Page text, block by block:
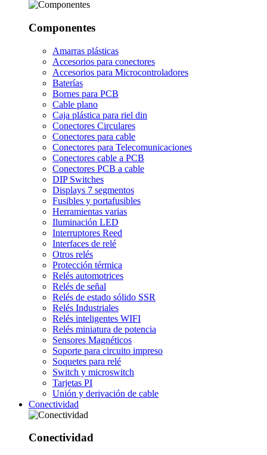
Componentes
Amarras plásticas
Accesorios para conectores
Accesorios para Microcontroladores
Baterías
Bornes para PCB
Cable plano
Caja plástica para riel din
Conectores Circulares
Conectores para cable
Conectores para Telecomunicaciones
Conectores cable a PCB
Conectores PCB a cable
DIP Switches
Displays 7 segmentos
Fusibles y portafusibles
Herramientas varias
Iluminación LED
Interruptores Reed
Interfaces de relé
Otros relés
Protección térmica
Relés automotrices
Relés de señal
Relés de estado sólido SSR
Relés Industriales
Relés inteligentes WIFI
Relés miniatura de potencia
Sensores Magnéticos
Soporte para circuito impreso
Soquetes para relé
Switch y microswitch
Tarjetas PI
Unión y derivación de cable
Conectividad
Conectividad